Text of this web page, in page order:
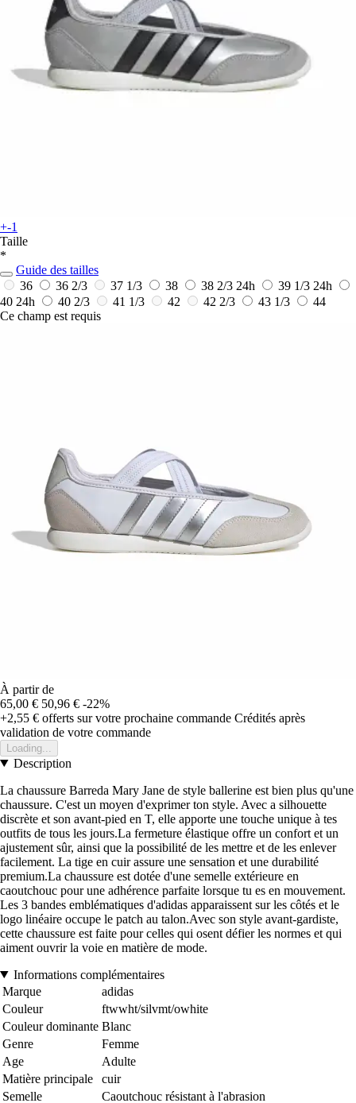
+-1
Taille
*
Guide des tailles
36
36 2/3 37 1/3 38 38 2/3 24h 39 1/3 24h
40 24h 40 2/3 41 1/3 42 42 2/3 43 1/3
44
Ce champ est requis
À partir de
65,00 € 50,96 € -22%
+2,55 € offerts sur votre prochaine commande Crédités après
validation de votre commande
Loading...
Description
La chaussure Barreda Mary Jane de style ballerine est bien plus qu'une
chaussure. C'est un moyen d'exprimer ton style. Avec a silhouette
discrète et son avant-pied en T, elle apporte une touche unique à tes
outfits de tous les jours.La fermeture élastique offre un confort et un
ajustement sûr, ainsi que la possibilité de les mettre et de les enlever
facilement. La tige en cuir assure une sensation et une durabilité
premium.La chaussure est dotée d'une semelle extérieure en
caoutchouc pour une adhérence parfaite lorsque tu es en mouvement.
Les 3 bandes emblématiques d'adidas apparaissent sur les côtés et le
logo linéaire occupe le patch au talon.Avec son style avant-gardiste,
cette chaussure est faite pour celles qui osent défier les normes et qui
aiment ouvrir la voie en matière de mode.
Informations complémentaires
Marque
adidas
Couleur
ftwwht/silvmt/owhite
Couleur dominante Blanc
Genre
Femme
Age
Adulte
Matière principale
cuir
Semelle
Caoutchouc résistant à l'abrasion